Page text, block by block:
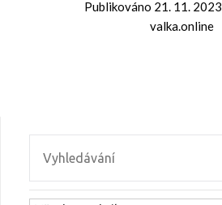
Publikováno 21. 11. 2023
valka.online